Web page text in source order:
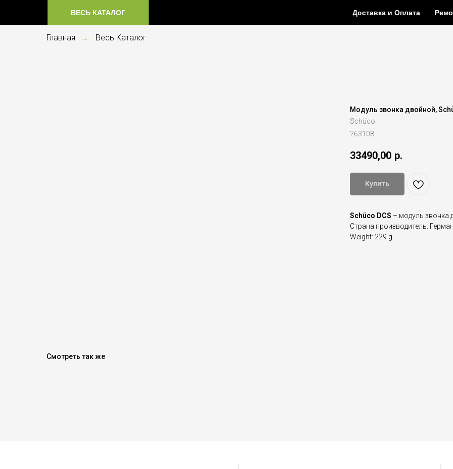
ВЕСЬ КАТАЛОГ Доставка и Оплата
Главная → Весь Каталог
Модуль звонка двойной,
Schüco
263108
33490,00 р.
Купить
Schüco DCS – модуль звонка
Страна производитель:
Weight: 229 g
Смотреть так же